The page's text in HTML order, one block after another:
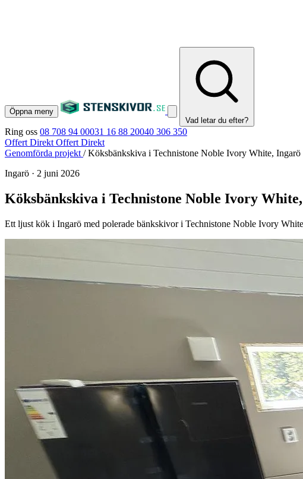
Öppna meny
Vad letar du efter?
Ring oss 08 708 94 00031 16 88 20040 306 350
Offert Direkt Offert Direkt
Genomförda projekt / Köksbänkskiva i Technistone Noble Ivory White, Ingarö
Ingarö · 2 juni 2026
Köksbänkskiva i Technistone Noble Ivory
Ett ljust kök i Ingarö med polerade bänkskivor i Technistone Noble Ivory